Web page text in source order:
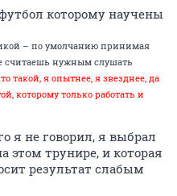
которому научены
– по умолчанию принимая
считаешь нужным слушать
такой, я опытнее, я звезднее, да
которому только работать и
я не говорил, я выбрал
этом трунире, и которая
результат слабым